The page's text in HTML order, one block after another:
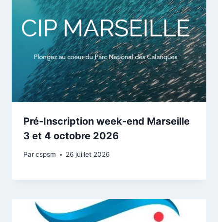
Pré-Inscription week-end Marseille
3 et 4 octobre 2026
Parcspsm 26 juillet 2026